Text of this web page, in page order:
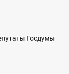
Госдумы